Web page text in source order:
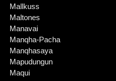
Mallkuss
Maltones
Manavai
Manqha-Pacha
Manqhasaya
Mapudungun
Maqui